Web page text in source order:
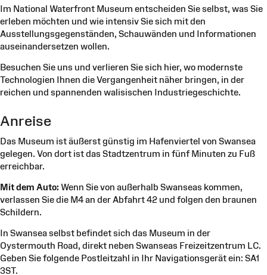
Im National Waterfront Museum entscheiden Sie selbst, was Sie
erleben möchten und wie intensiv Sie sich mit den
Ausstellungsgegenständen, Schauwänden und Informationen
auseinandersetzen wollen.
Besuchen Sie uns und verlieren Sie sich hier, wo modernste
Technologien Ihnen die Vergangenheit näher bringen, in der
reichen und spannenden walisischen Industriegeschichte.
Anreise
Das Museum ist äußerst günstig im Hafenviertel von Swansea
gelegen. Von dort ist das Stadtzentrum in fünf Minuten zu Fuß
erreichbar.
Mit dem Auto: Wenn Sie von außerhalb Swanseas kommen,
verlassen Sie die M4 an der Abfahrt 42 und folgen den braunen
Schildern.
In Swansea selbst befindet sich das Museum in der
Oystermouth Road, direkt neben Swanseas Freizeitzentrum LC.
Geben Sie folgende Postleitzahl in Ihr Navigationsgerät ein: SA1
3ST.